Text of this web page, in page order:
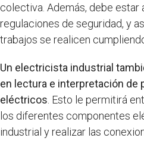
colectiva. Además, debe estar
regulaciones de seguridad, y
trabajos se realicen
Un electricista industrial
en lectura e interpretación de
eléctricos . Esto le permitirá
los diferentes componentes
industrial y realizar las